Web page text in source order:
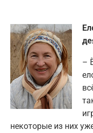
–
некоторые из них